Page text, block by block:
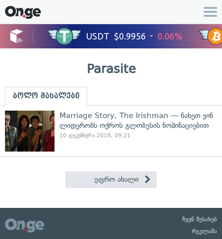
Parasite
ბოლო მასალები
Marriage Story, The Irishman — ნახეთ ვინ
ლიდერობს ოქროს გლობუსის ნომინაციებით
10 დეკემბერი 2019, 09:21
უფრო ახალი
ჩვენ შესახებ
რეკლამა